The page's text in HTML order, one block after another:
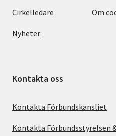
Cirkelledare
Nyheter
Om
Kontakta oss
Kontakta Förbundskansliet
Kontakta Förbundsstyrelsen